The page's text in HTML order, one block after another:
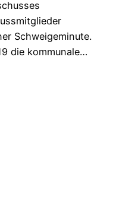
Schweigeminute.
die kommunale…